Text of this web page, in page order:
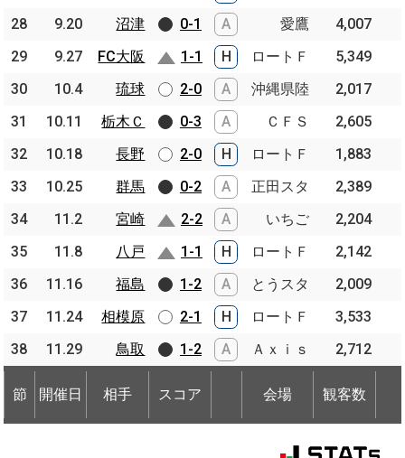
28
9.20 沼津 0-1 A 愛鷹
4,007
29
9.27 FC大阪 1-1 H ロートＦ
5,349
30
10.4 琉球 2-0 A 沖縄県陸
2,017
31
10.11 栃木Ｃ 0-3 A ＣＦＳ
2,605
32
10.18 長野 2-0 H ロートＦ
1,883
33
10.25 群馬 0-2 A 正田スタ
2,389
34
11.2 宮崎 2-2 A いちご
2,204
35
11.8 八戸 1-1 H ロートＦ
2,142
36
11.16 福島 1-2 A とうスタ
2,009
37
11.24 相模原 2-1 H ロートＦ
3,533
38
11.29 鳥取 1-2 A Ａｘｉｓ 2,712
節 開催日 相手 スコア 会場 観客数
28
9.20
沼津
29
9.27
FC大阪
30
10.4
琉球
31
10.11
栃木Ｃ
32
10.18
長野
33
10.25
群馬
34
11.2
宮崎
35
11.8
八戸
36
11.16
福島
37
11.24
相模原
38
11.29 鳥取
節 開催日 相手